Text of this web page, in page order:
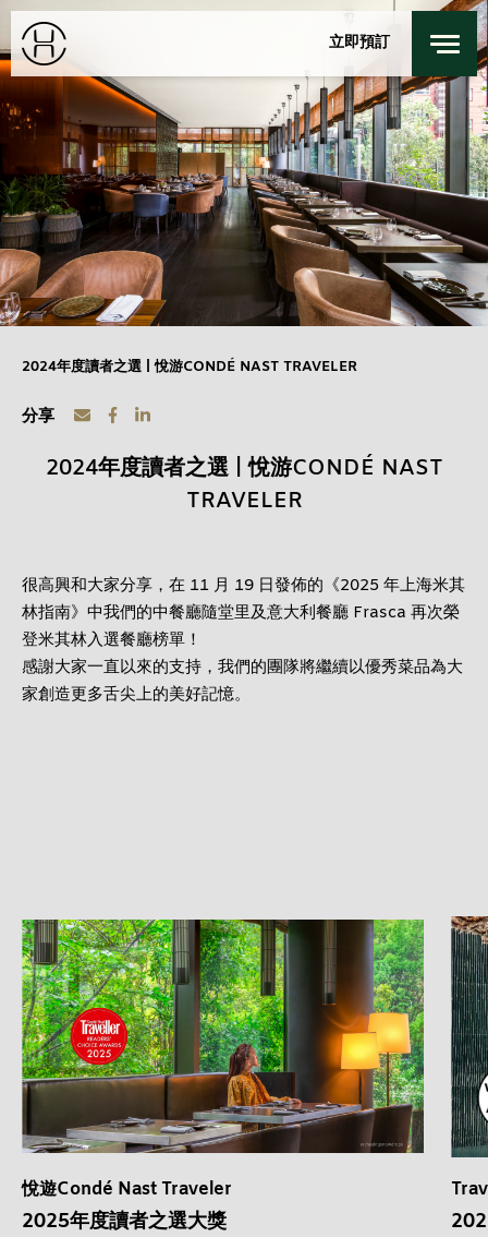
立即預訂
上海
入住
週日
9 8月 2026
退回
週一
10 8月 2026
客房
最多 3 位客人
成人
12 歲或以上
小童
繼續
登錄 註冊
特別優惠
聯絡我們
探索居舍
探索我们的城市
2024年度讀者之選 | 悅游CONDÉ NAST TRAVELER
分享
2024年度讀者之選 | 悅游CONDÉ NAST
TRAVELER
很高興和大家分享，在 11 月 19 日發佈的《2025 年上海米其
林指南》中我們的中餐廳隨堂里及意大利餐廳 Frasca 再次榮
登米其林入選餐廳榜單！
​感謝大家一直以來的支持，我們的團隊將繼續以優秀菜品為大
家創造更多舌尖上的美好記憶。
悅遊Condé Nast Traveler
2025年度讀者之選大獎